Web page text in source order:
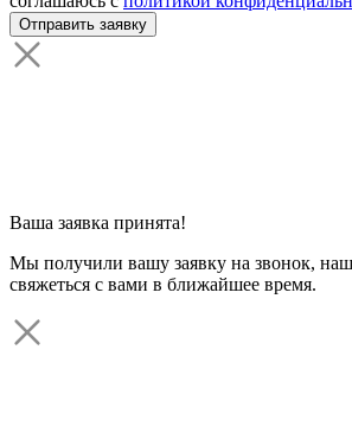
Ваша заявка принята!
Мы получили вашу заявку на звонок,
свяжеться с вами в ближайшее время.